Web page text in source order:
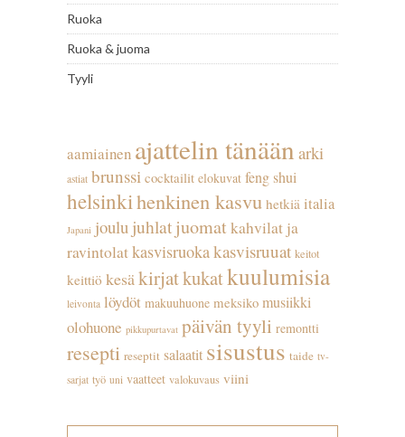
Ruoka
Ruoka & juoma
Tyyli
aamiainen ajattelin tänään arki
astiat brunssi cocktailit elokuvat feng shui
helsinkihenkinen kasvu hetkiä italia
Japani joulu juhlatjuomatkahvilat ja
ravintolatkasvisruokakasvisruuat keitot
keittiö kesäkirjatkukatkuulumisia
leivonta löydöt makuuhuone meksiko musiikki
olohuone pikkupurtavat päivän tyyli remontti
resepti reseptit salaatit sisustus taide tv-
sarjat työ uni vaatteet valokuvaus viini